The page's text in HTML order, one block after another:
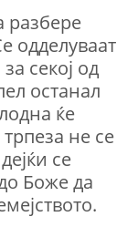
разбере
одделуваат
секој од
останал
ќе
не се
се
Боже да